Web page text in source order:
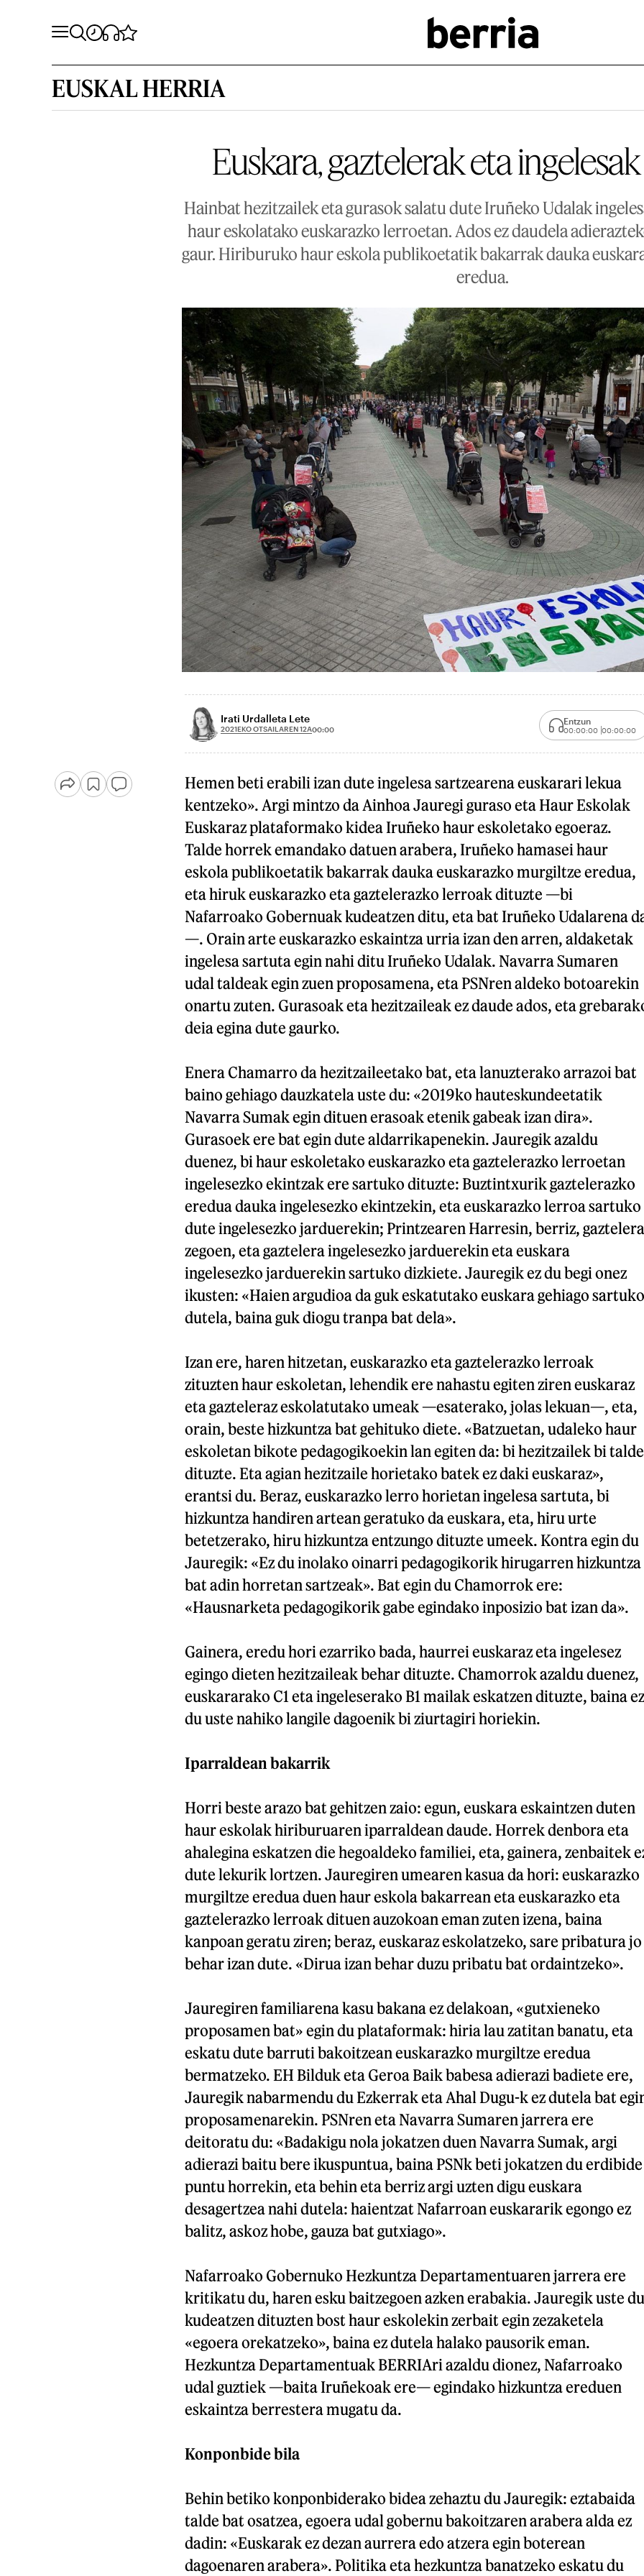
EUSKAL HERRIA
Euskara, gaztelerak eta
Hainbat hezitzailek eta gurasok salatu dute Iruñeko Udalak
haur eskolatako euskarazko lerroetan. Ados ez daudela
gaur. Hiriburuko haur eskola publikoetatik bakarrak dauka
eredua.
Irati Urdalleta Lete
2021EKO OTSAILAREN 12A00:00
Entzun
00:00:00 00:00:00
Hemen beti erabili izan dute ingelesa sartzearena euskarari lekua
kentzeko». Argi mintzo da Ainhoa Jauregi guraso eta Haur Eskolak
Euskaraz plataformako kidea Iruñeko haur eskoletako egoeraz.
Talde horrek emandako datuen arabera, Iruñeko hamasei haur
eskola publikoetatik bakarrak dauka euskarazko murgiltze eredua,
eta hiruk euskarazko eta gaztelerazko lerroak dituzte —bi
Nafarroako Gobernuak kudeatzen ditu, eta bat Iruñeko Udalarena
—. Orain arte euskarazko eskaintza urria izan den arren, aldaketak
ingelesa sartuta egin nahi ditu Iruñeko Udalak. Navarra Sumaren
udal taldeak egin zuen proposamena, eta PSNren aldeko botoarekin
onartu zuten. Gurasoak eta hezitzaileak ez daude ados, eta
deia egina dute gaurko.
Enera Chamarro da hezitzaileetako bat, eta lanuzterako arrazoi bat
baino gehiago dauzkatela uste du: «2019ko hauteskundeetatik
Navarra Sumak egin dituen erasoak etenik gabeak izan dira».
Gurasoek ere bat egin dute aldarrikapenekin. Jauregik azaldu
duenez, bi haur eskoletako euskarazko eta gaztelerazko lerroetan
ingelesezko ekintzak ere sartuko dituzte: Buztintxurik gaztelerazko
eredua dauka ingelesezko ekintzekin, eta euskarazko lerroa sartuko
dute ingelesezko jarduerekin; Printzearen Harresin, berriz, gaztelera
zegoen, eta gaztelera ingelesezko jarduerekin eta euskara
ingelesezko jarduerekin sartuko dizkiete. Jauregik ez du begi onez
ikusten: «Haien argudioa da guk eskatutako euskara gehiago sartuko
dutela, baina guk diogu tranpa bat dela».
Izan ere, haren hitzetan, euskarazko eta gaztelerazko lerroak
zituzten haur eskoletan, lehendik ere nahastu egiten ziren euskaraz
eta gazteleraz eskolatutako umeak —esaterako, jolas lekuan—, eta,
orain, beste hizkuntza bat gehituko diete. «Batzuetan, udaleko haur
eskoletan bikote pedagogikoekin lan egiten da: bi hezitzailek bi talde
dituzte. Eta agian hezitzaile horietako batek ez daki euskaraz»,
erantsi du. Beraz, euskarazko lerro horietan ingelesa sartuta, bi
hizkuntza handiren artean geratuko da euskara, eta, hiru urte
betetzerako, hiru hizkuntza entzungo dituzte umeek. Kontra egin du
Jauregik: «Ez du inolako oinarri pedagogikorik hirugarren hizkuntza
bat adin horretan sartzeak». Bat egin du Chamorrok ere:
«Hausnarketa pedagogikorik gabe egindako inposizio bat izan da».
Gainera, eredu hori ezarriko bada, haurrei euskaraz eta ingelesez
egingo dieten hezitzaileak behar dituzte. Chamorrok azaldu duenez,
euskararako C1 eta ingeleserako B1 mailak eskatzen dituzte, baina ez
du uste nahiko langile dagoenik bi ziurtagiri horiekin.
Iparraldean bakarrik
Horri beste arazo bat gehitzen zaio: egun, euskara eskaintzen duten
haur eskolak hiriburuaren iparraldean daude. Horrek denbora eta
ahalegina eskatzen die hegoaldeko familiei, eta, gainera, zenbaitek
dute lekurik lortzen. Jauregiren umearen kasua da hori: euskarazko
murgiltze eredua duen haur eskola bakarrean eta euskarazko eta
gaztelerazko lerroak dituen auzokoan eman zuten izena, baina
kanpoan geratu ziren; beraz, euskaraz eskolatzeko, sare pribatura jo
behar izan dute. «Dirua izan behar duzu pribatu bat ordaintzeko».
Jauregiren familiarena kasu bakana ez delakoan, «gutxieneko
proposamen bat» egin du plataformak: hiria lau zatitan banatu, eta
eskatu dute barruti bakoitzean euskarazko murgiltze eredua
bermatzeko. EH Bilduk eta Geroa Baik babesa adierazi badiete ere,
Jauregik nabarmendu du Ezkerrak eta Ahal Dugu-k ez dutela bat
proposamenarekin. PSNren eta Navarra Sumaren jarrera ere
deitoratu du: «Badakigu nola jokatzen duen Navarra Sumak, argi
adierazi baitu bere ikuspuntua, baina PSNk beti jokatzen du erdibide
puntu horrekin, eta behin eta berriz argi uzten digu euskara
desagertzea nahi dutela: haientzat Nafarroan euskararik egongo ez
balitz, askoz hobe, gauza bat gutxiago».
Nafarroako Gobernuko Hezkuntza Departamentuaren jarrera ere
kritikatu du, haren esku baitzegoen azken erabakia. Jauregik uste du
kudeatzen dituzten bost haur eskolekin zerbait egin zezaketela
«egoera orekatzeko», baina ez dutela halako pausorik eman.
Hezkuntza Departamentuak BERRIAri azaldu dionez, Nafarroako
udal guztiek —baita Iruñekoak ere— egindako hizkuntza ereduen
eskaintza berrestera mugatu da.
Konponbide bila
Behin betiko konponbiderako bidea zehaztu du Jauregik: eztabaida
talde bat osatzea, egoera udal gobernu bakoitzaren arabera alda ez
dadin: «Euskarak ez dezan aurrera edo atzera egin boterean
dagoenaren arabera». Politika eta hezkuntza banatzeko eskatu du